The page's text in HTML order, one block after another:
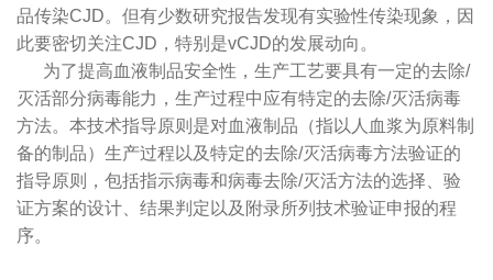
品传染CJD。但有少数研究报告发现有实验性传染现象，因
此要密切关注CJD，特别是vCJD的发展动向。
为了提高血液制品安全性，生产工艺要具有一定的去除/
灭活部分病毒能力，生产过程中应有特定的去除/灭活病毒
方法。本技术指导原则是对血液制品（指以人血浆为原料制
备的制品）生产过程以及特定的去除/灭活病毒方法验证的
指导原则，包括指示病毒和病毒去除/灭活方法的选择、验
证方案的设计、结果判定以及附录所列技术验证申报的程
序。